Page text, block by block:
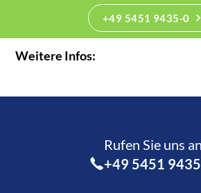
+49 5451 9435-0
Weitere Infos:
Rufen Sie uns
+49 5451